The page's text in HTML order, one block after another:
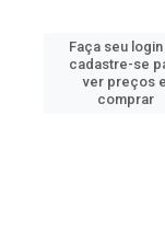
Faça seu login
cadastre-se
ver preços e
comprar